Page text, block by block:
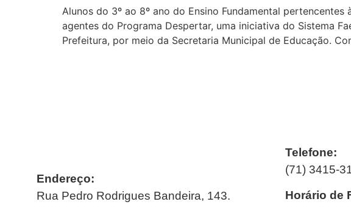
Alunos do 3º ao 8º ano do Ensino Fundamental
agentes do Programa Despertar, uma iniciativa do Sistema
Prefeitura, por meio da Secretaria Municipal de Educação.
Endereço:
Rua Pedro Rodrigues Bandeira, 143.
Telefone:
(71) 3415-
Horário de